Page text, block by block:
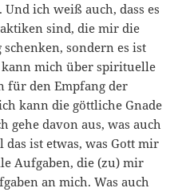
ich weiß auch, dass es
sind, die mir die
sondern es ist
kann mich über spirituelle
für den Empfang der
kann die göttliche Gnade
gehe davon aus, was auch
ist etwas, was Gott mir
Aufgaben, die (zu) mir
an mich. Was auch